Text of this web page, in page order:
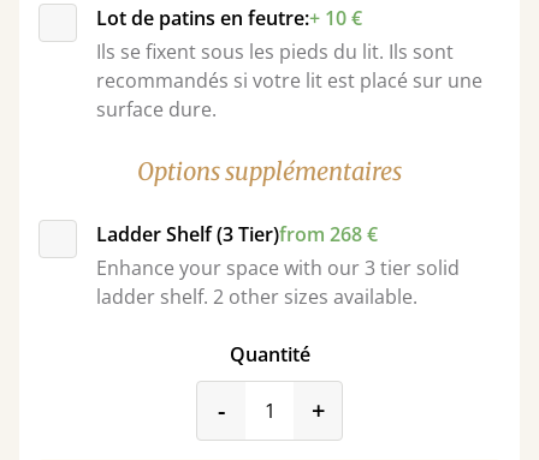
Lot de patins en feutre:+ 10 €
Ils se fixent sous les pieds du lit. Ils sont
recommandés si votre lit est placé sur une
surface dure.
Options supplémentaires
Ladder Shelf (3 Tier)from 268 €
Enhance your space with our 3 tier solid
ladder shelf. 2 other sizes available.
Quantité
-product_form.decrease
+